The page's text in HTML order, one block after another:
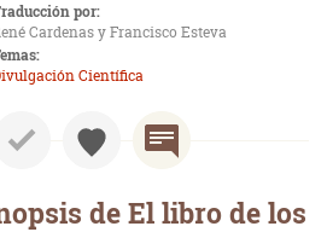
por:
Cardenas y Francisco Esteva
Científica
de El libro de los